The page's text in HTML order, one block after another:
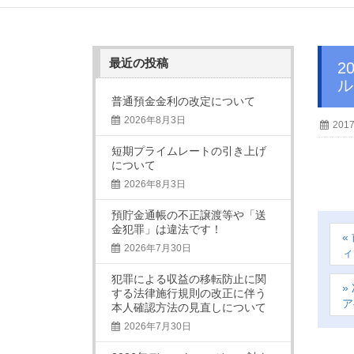
2016年10月19日 京滋レディース“ハナ”滋賀支店 日帰り旅行を開催しました。（シ
最近の投稿
普通預金金利の改定について
2026年8月3日
短期プライムレートの引き上げ
について
2026年8月3日
預貯金通帳の不正譲渡等や「送
金犯罪」は違法です！
2026年7月30日
犯罪による収益の移転防止に関
する法律施行規則の改正に伴う
本人確認方法の見直しについて
2026年7月30日